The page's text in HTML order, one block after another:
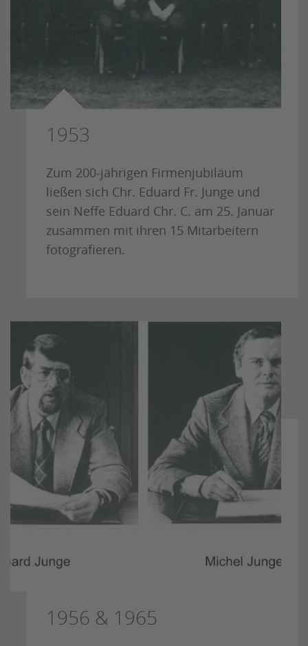
1953
Zum 200-jährigen Firmenjubiläum
ließen sich Chr. Eduard Fr. Junge und
sein Neffe Eduard Chr. C. am 25. Januar
zusammen mit ihren 15 Mitarbeitern
fotografieren.
1956 & 1965